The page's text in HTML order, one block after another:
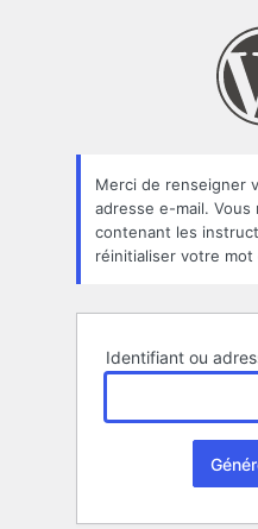
oublié
Merci de renseigner
adresse e-mail. Vous
contenant les
réinitialiser votre mot
Identifiant ou